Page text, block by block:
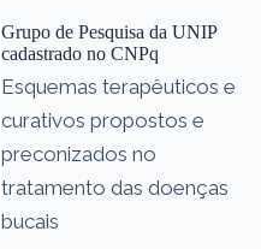
Grupo de Pesquisa da UNIP
cadastrado no CNPq
Esquemas terapêuticos e
curativos propostos e
preconizados no
tratamento das doenças
bucais